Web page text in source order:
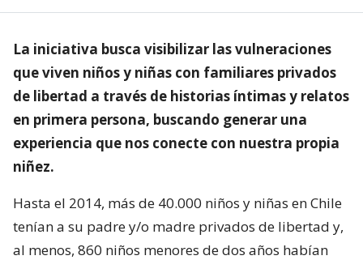
La iniciativa busca visibilizar las vulneraciones
que viven niños y niñas con familiares privados
de libertad a través de historias íntimas y relatos
en primera persona, buscando generar una
experiencia que nos conecte con nuestra propia
niñez.
Hasta el 2014, más de 40.000 niños y niñas en Chile
tenían a su padre y/o madre privados de libertad y,
al menos, 860 niños menores de dos años habían